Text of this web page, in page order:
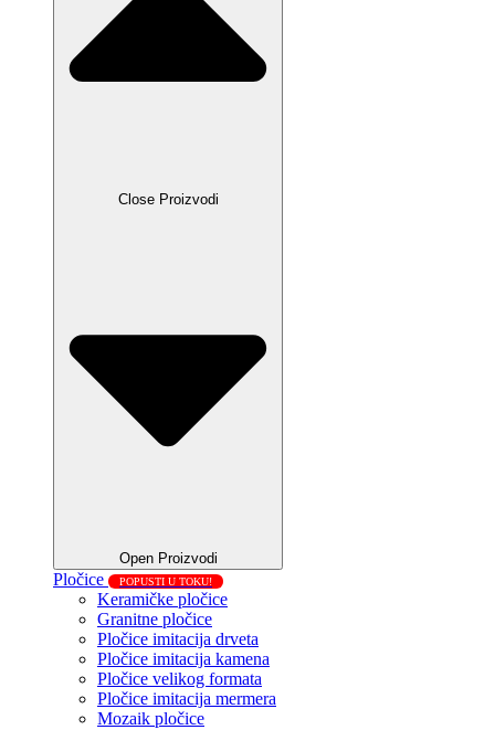
Close Proizvodi
Open Proizvodi
Pločice POPUSTI U TOKU!
Keramičke pločice
Granitne pločice
Pločice imitacija drveta
Pločice imitacija kamena
Pločice velikog formata
Pločice imitacija mermera
Mozaik pločice